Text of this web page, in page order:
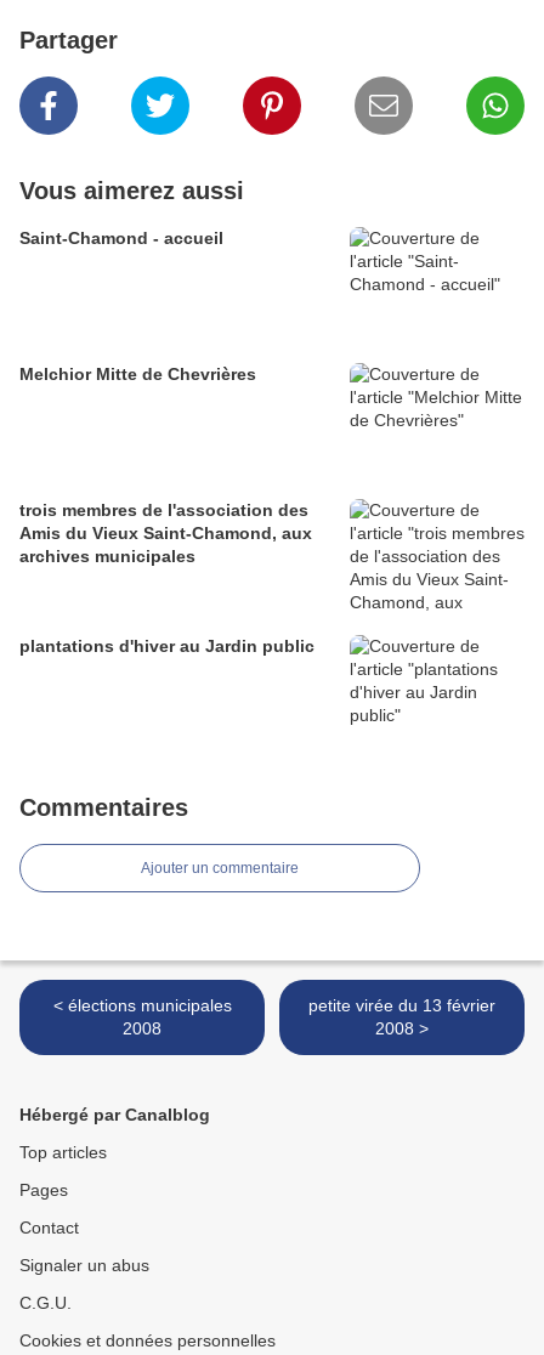
Partager
Vous aimerez aussi
Saint-Chamond - accueil
Melchior Mitte de Chevrières
trois membres de l'association des
Amis du Vieux Saint-Chamond, aux
archives municipales
plantations d'hiver au Jardin public
Commentaires
Ajouter un commentaire
< élections municipales
2008
petite virée du 13 février
2008 >
Hébergé par Canalblog
Top articles
Pages
Contact
Signaler un abus
C.G.U.
Cookies et données personnelles